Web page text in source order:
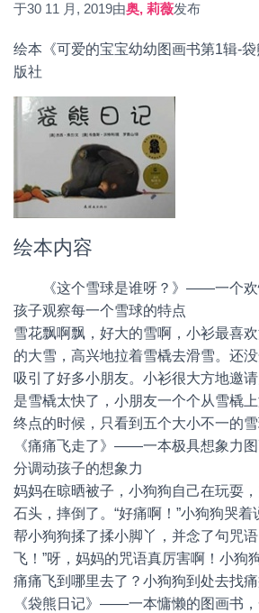
于30 11 月, 2019由奥, 莉薇发布
绘本《可爱的宝宝幼幼图画书第1辑-
版社
绘本内容
《这个雪球是谁呀？》——一个欢
孩子观察每一个雪球的特点
雪花飘啊飘，好大的雪啊，小衫最喜
的大雪，高兴地拉着雪橇去滑雪。还
吸引了好多小朋友。小衫很大方地邀
是雪橇太快了，小朋友一个个从雪橇
终点的时候，只看到五个大小不一的雪
《痛痛飞走了》——一本极具想象力
分调动孩子的想象力
妈妈在晾晒被子，小狗狗自己在玩耍
石头，摔倒了。“好痛啊！”小狗狗哭着
帮小狗狗揉了揉小脚丫，并念了句咒
飞！”呀，妈妈的咒语真厉害啊！小狗
痛痛飞到哪里去了？小狗狗到处去找痛
《袋熊日记》——一本慵懒的图画书